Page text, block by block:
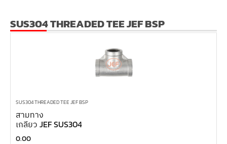
หน้าแปลนเชื่อม SUS304 JEF 300P RF
หน้าแปลนเชื่อม SUS304 JEF 150P RF
หน้าแปลนเหล็กเกลียวใน JEF PN40
หน้าแปลนเหล็กเกลียวใน JEF PN16
หน้าแปลนเหล็กเกลียวใน JEF 150P
หน้าแปลนเหล็กสวมเชื่อม JEF SWRF 150P
หน้าแปลนเหล็กคอสูง JEF WNRF 300P
SUS304 THREADED TEE JEF BSP
SUS304 THREADED TEE JEF BSP
สามทาง
เกลียว JEF SUS304
0.00